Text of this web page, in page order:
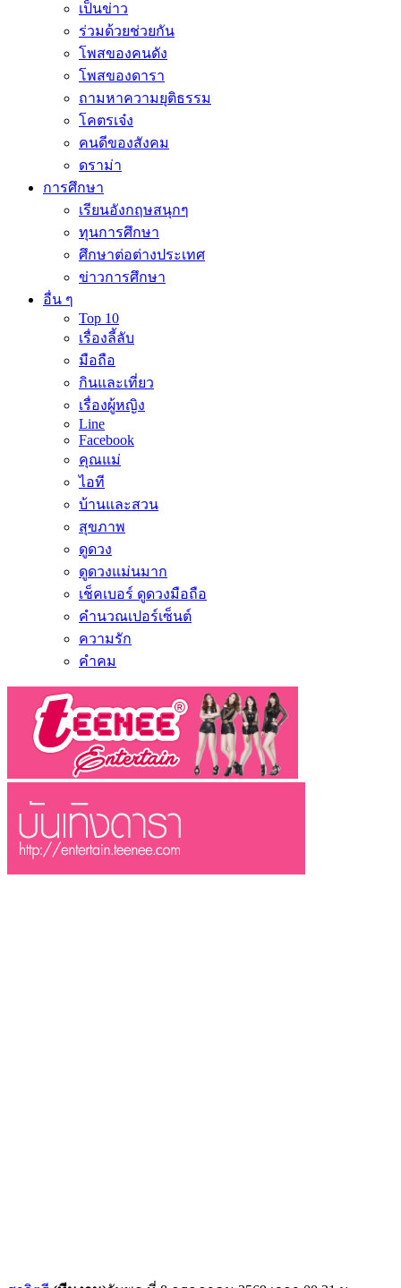
เป็นข่าว
ร่วมด้วยช่วยกัน
โพสของคนดัง
โพสของดารา
ถามหาความยุติธรรม
โคตรเจ๋ง
คนดีของสังคม
ดราม่า
การศึกษา
เรียนอังกฤษสนุกๆ
ทุนการศึกษา
ศึกษาต่อต่างประเทศ
ข่าวการศึกษา
อื่น ๆ
Top 10
เรื่องลี้ลับ
มือถือ
กินและเที่ยว
เรื่องผู้หญิง
Line
Facebook
คุณแม่
ไอที
บ้านและสวน
สุขภาพ
ดูดวง
ดูดวงแม่นมาก
เช็คเบอร์ ดูดวงมือถือ
คำนวณเปอร์เซ็นต์
ความรัก
คำคม